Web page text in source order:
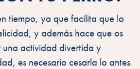
tiempo, ya que facilita que lo
y además hace que os
una actividad divertida y
es necesario cesarla lo antes